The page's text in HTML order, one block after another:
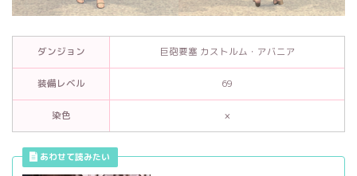
ダンジョン 巨砲要塞 カストルム・アバニア
装備レベル 69
染色 ×